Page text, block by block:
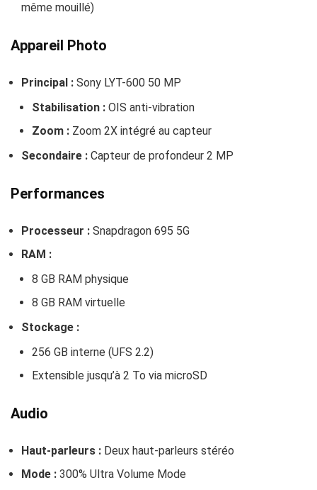
même mouillé)
Appareil Photo
Principal : Sony LYT-600 50 MP
Stabilisation : OIS anti-vibration
Zoom : Zoom 2X intégré au capteur
Secondaire : Capteur de profondeur 2 MP
Performances
Processeur : Snapdragon 695 5G
RAM :
8 GB RAM physique
8 GB RAM virtuelle
Stockage :
256 GB interne (UFS 2.2)
Extensible jusqu’à 2 To via microSD
Audio
Haut-parleurs : Deux haut-parleurs stéréo
Mode : 300% Ultra Volume Mode